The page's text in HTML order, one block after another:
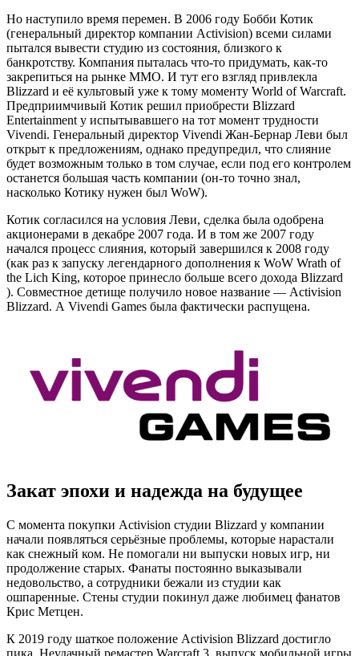
Но наступило время перемен. В 2006 году Бобби Котик
(генеральный директор компании Activision) всеми силами
пытался вывести студию из состояния, близкого к
банкротству. Компания пыталась что-то придумать, как-то
закрепиться на рынке ММО. И тут его взгляд привлекла
Blizzard и её культовый уже к тому моменту World of Warcraft.
Предприимчивый Котик решил приобрести Blizzard
Entertainment у испытывавшего на тот момент трудности
Vivendi. Генеральный директор Vivendi Жан-Бернар Леви был
открыт к предложениям, однако предупредил, что слияние
будет возможным только в том случае, если под его контролем
останется большая часть компании (он-то точно знал,
насколько Котику нужен был WoW).
Котик согласился на условия Леви, сделка была одобрена
акционерами в декабре 2007 года. И в том же 2007 году
начался процесс слияния, который завершился к 2008 году
(как раз к запуску легендарного дополнения к WoW Wrath of
the Lich King, которое принесло больше всего дохода Blizzard
). Совместное детище получило новое название — Activision
Blizzard. А Vivendi Games была фактически распущена.
Закат эпохи и надежда на будущее
С момента покупки Activision студии Blizzard у компании
начали появляться серьёзные проблемы, которые нарастали
как снежный ком. Не помогали ни выпуски новых игр, ни
продолжение старых. Фанаты постоянно выказывали
недовольство, а сотрудники бежали из студии как
ошпаренные. Стены студии покинул даже любимец фанатов
Крис Метцен.
К 2019 году шаткое положение Activision Blizzard достигло
пика. Неудачный ремастер Warcraft 3, выпуск мобильной игры